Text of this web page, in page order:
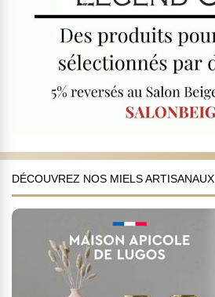
DÉCOUVREZ NOS MIELS ARTISANAUX